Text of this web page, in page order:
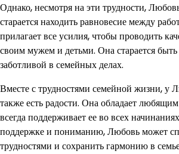
Однако, несмотря на эти трудности,
старается находить равновесие между
прилагает все усилия, чтобы проводить
своим мужем и детьми. Она старается
заботливой в семейных делах.
Вместе с трудностями семейной жизни, у
также есть радости. Она обладает
всегда поддерживает ее во всех
поддержке и пониманию, Любовь может
трудностями и сохранить гармонию в